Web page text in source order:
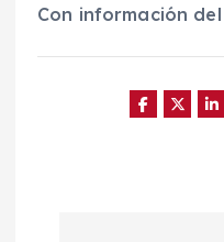
Con información